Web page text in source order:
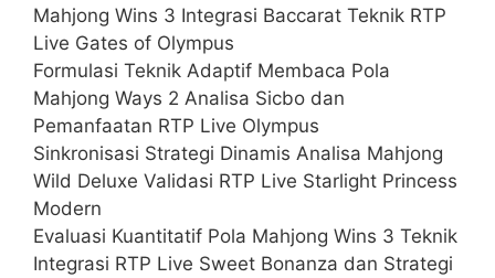
Mahjong Wins 3 Integrasi Baccarat Teknik RTP
Live Gates of Olympus
Formulasi Teknik Adaptif Membaca Pola
Mahjong Ways 2 Analisa Sicbo dan
Pemanfaatan RTP Live Olympus
Sinkronisasi Strategi Dinamis Analisa Mahjong
Wild Deluxe Validasi RTP Live Starlight Princess
Modern
Evaluasi Kuantitatif Pola Mahjong Wins 3 Teknik
Integrasi RTP Live Sweet Bonanza dan Strategi